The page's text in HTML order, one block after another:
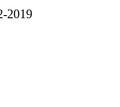
2019